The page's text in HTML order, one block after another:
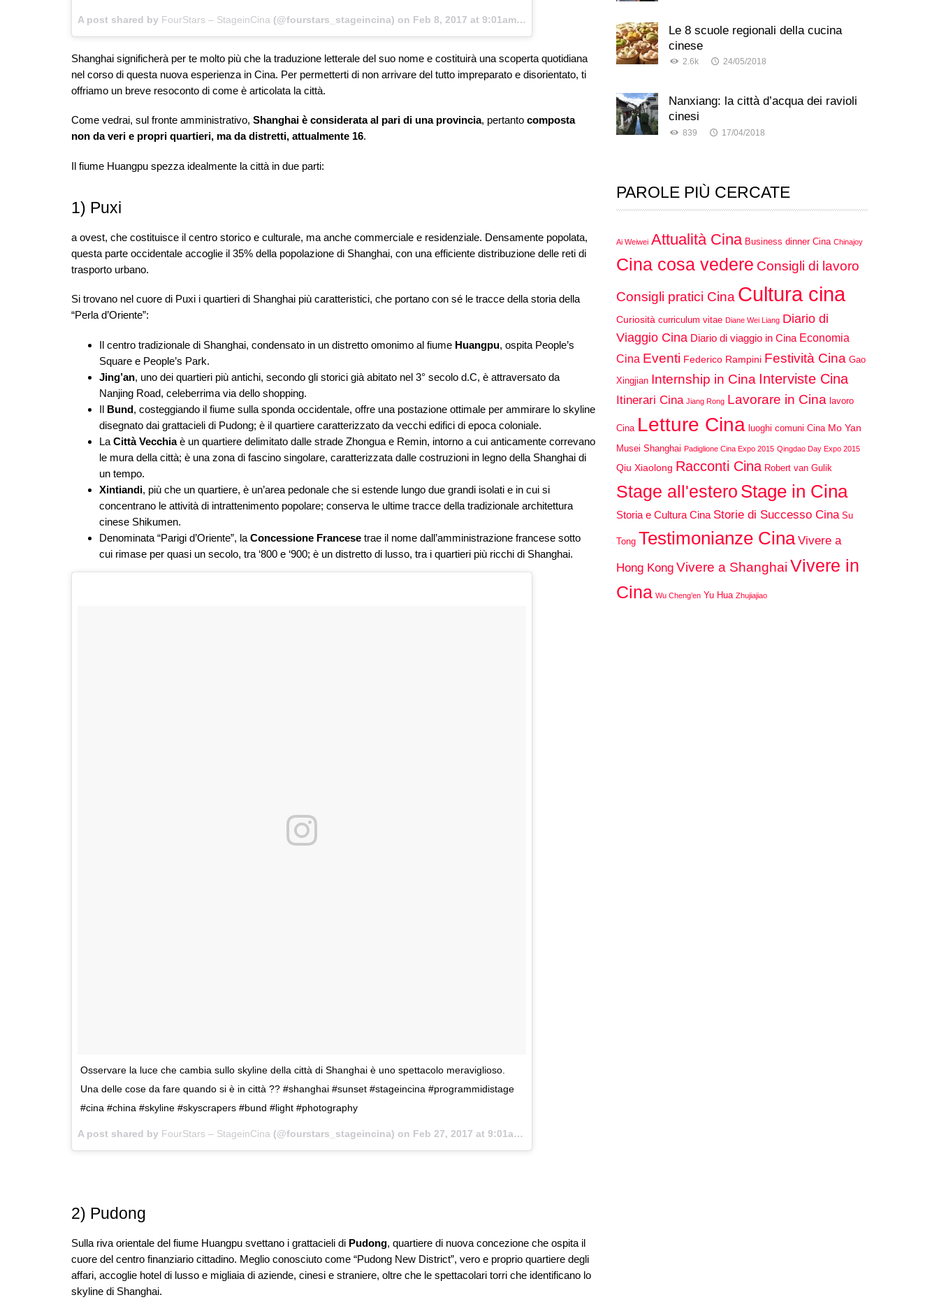
A post shared by FourStars – StageinCina (@fourstars_stageincina) on Feb 8, 2017 at 9:01am PST
Shanghai significherà per te molto più che la traduzione letterale del suo nome e costituirà una scoperta quotidiana
nel corso di questa nuova esperienza in Cina. Per permetterti di non arrivare del tutto impreparato e disorientato, ti
offriamo un breve resoconto di come è articolata la città.
Come vedrai, sul fronte amministrativo, Shanghai è considerata al pari di una provincia, pertanto composta
non da veri e propri quartieri, ma da distretti, attualmente 16.
Il fiume Huangpu spezza idealmente la città in due parti:
1) Puxi
a ovest, che costituisce il centro storico e culturale, ma anche commerciale e residenziale. Densamente popolata,
questa parte occidentale accoglie il 35% della popolazione di Shanghai, con una efficiente distribuzione delle reti di
trasporto urbano.
Si trovano nel cuore di Puxi i quartieri di Shanghai più caratteristici, che portano con sé le tracce della storia della
“Perla d’Oriente”:
Il centro tradizionale di Shanghai, condensato in un distretto omonimo al fiume Huangpu, ospita People’s
Square e People’s Park.
Jing’an, uno dei quartieri più antichi, secondo gli storici già abitato nel 3° secolo d.C, è attraversato da
Nanjing Road, celeberrima via dello shopping.
Il Bund, costeggiando il fiume sulla sponda occidentale, offre una postazione ottimale per ammirare lo skyline
disegnato dai grattacieli di Pudong; è il quartiere caratterizzato da vecchi edifici di epoca coloniale.
La Città Vecchiaè un quartiere delimitato dalle strade Zhongua e Remin, intorno a cui anticamente correvano
le mura della città; è una zona di fascino singolare, caratterizzata dalle costruzioni in legno della Shanghai di
un tempo.
Xintiandi, più che un quartiere, è un’area pedonale che si estende lungo due grandi isolati e in cui si
concentrano le attività di intrattenimento popolare; conserva le ultime tracce della tradizionale architettura
cinese Shikumen.
Denominata “Parigi d’Oriente”, la Concessione Francese trae il nome dall’amministrazione francese sotto
cui rimase per quasi un secolo, tra ‘800 e ‘900; è un distretto di lusso, tra i quartieri più ricchi di Shanghai.
Osservare la luce che cambia sullo skyline della città di Shanghai è uno spettacolo meraviglioso.
Una delle cose da fare quando si è in città ?? #shanghai #sunset #stageincina #programmidistage
#cina #china #skyline #skyscrapers #bund #light #photography
A post shared by FourStars – StageinCina (@fourstars_stageincina) on Feb 27, 2017 at 9:01am PST
2) Pudong
Sulla riva orientale del fiume Huangpu svettano i grattacieli di Pudong, quartiere di nuova concezione che ospita il
cuore del centro finanziario cittadino. Meglio conosciuto come “Pudong New District”, vero e proprio quartiere degli
affari, accoglie hotel di lusso e migliaia di aziende, cinesi e straniere, oltre che le spettacolari torri che identificano lo
skyline di Shanghai.
Le 8 scuole regionali della cucina
cinese
2.6k 24/05/2018
Nanxiang: la città d’acqua dei ravioli
cinesi
839 17/04/2018
PAROLE PIÙ CERCATE
Ai Weiwei Attualità Cina Business dinner Cina Chinajoy
Cina cosa vedere Consigli di lavoro
Consigli pratici Cina Cultura cina
Curiosità curriculum vitae Diane Wei Liang Diario di
Viaggio Cina Diario di viaggio in Cina Economia
Cina Eventi Federico Rampini Festività Cina Gao
Xingjian Internship in Cina Interviste Cina
Itinerari Cina Jiang Rong Lavorare in Cina lavoro
Cina Letture Cina luoghi comuni Cina Mo Yan
Musei Shanghai Padiglione Cina Expo 2015 Qingdao Day Expo 2015
Qiu Xiaolong Racconti Cina Robert van Gulik
Stage all'estero Stage in Cina
Storia e Cultura Cina Storie di Successo Cina Su
Tong Testimonianze Cina Vivere a
Hong Kong Vivere a Shanghai Vivere in
Cina Wu Cheng’en Yu Hua Zhujiajiao